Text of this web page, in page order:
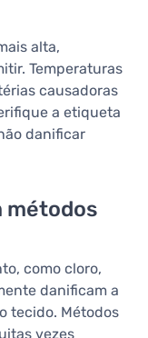
alta,
Temperaturas
causadoras
a etiqueta
danificar
métodos
como cloro,
danificam a
tecido. Métodos
vezes